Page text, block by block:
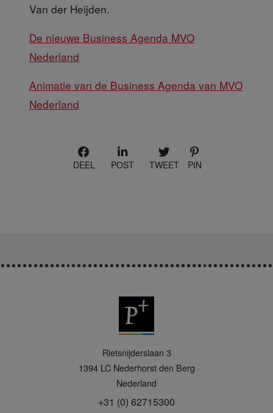
Van der Heijden.
De nieuwe Business Agenda MVO
Nederland
Animatie van de Business Agenda van MVO
Nederland
DEEL POST TWEET PIN
Rietsnijderslaan 3
1394 LC Nederhorst den Berg
Nederland
+31 (0) 62715300